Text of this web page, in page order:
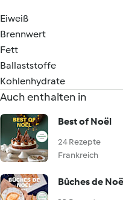
Eiweiß
Brennwert
Fett
Ballaststoffe
Kohlenhydrate
Auch enthalten in
Best of Noël
24 Rezepte
Frankreich
Bûches de